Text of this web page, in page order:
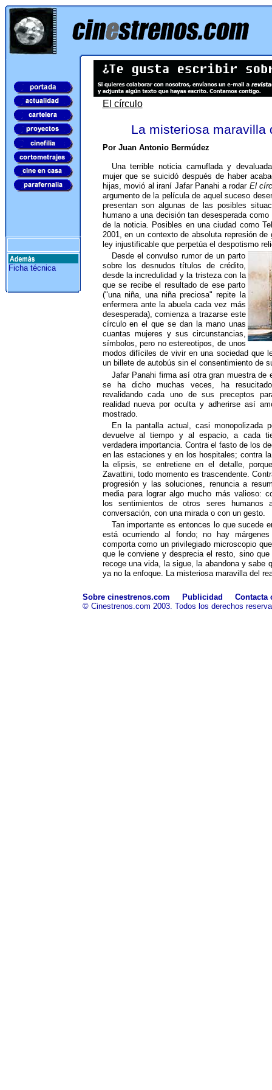
Ficha técnica
El círculo
La misteriosa maravilla
Por Juan Antonio Bermúdez
Una terrible noticia camuflada y
mujer que se suicidó después de haber
hijas, movió al iraní Jafar Panahi a rodar El
argumento de la película de aquel suceso
presentan son algunas de las posibles
humano a una decisión tan desesperada
de la noticia. Posibles en una ciudad como
2001, en un contexto de absoluta represión de
ley injustificable que perpetúa el despotismo
Desde el convulso rumor de un parto
sobre los desnudos títulos de crédito,
desde la incredulidad y la tristeza con la
que se recibe el resultado de ese parto
("una niña, una niña preciosa" repite la
enfermera ante la abuela cada vez más
desesperada), comienza a trazarse este
círculo en el que se dan la mano unas
cuantas mujeres y sus circunstancias,
símbolos, pero no estereotipos, de unos
modos difíciles de vivir en una sociedad que
un billete de autobús sin el consentimiento de
Jafar Panahi firma así otra gran muestra de
se ha dicho muchas veces, ha
revalidando cada uno de sus preceptos
realidad nueva por oculta y adherirse así
mostrado.
En la pantalla actual, casi monopolizada
devuelve al tiempo y al espacio, a cada
verdadera importancia. Contra el fasto de los
en las estaciones y en los hospitales; contra
la elipsis, se entretiene en el detalle,
Zavattini, todo momento es trascendente.
progresión y las soluciones, renuncia a
media para lograr algo mucho más valioso:
los sentimientos de otros seres humanos
conversación, con una mirada o con un gesto.
Tan importante es entonces lo que sucede
está ocurriendo al fondo; no hay
comporta como un privilegiado microscopio
que le conviene y desprecia el resto, sino
recoge una vida, la sigue, la abandona y sabe
ya no la enfoque. La misteriosa maravilla del
Sobre cinestrenos.com Publicidad
Contacta
© Cinestrenos.com 2003. Todos los derechos